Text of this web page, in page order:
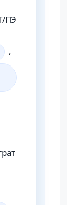
ПЭ
,